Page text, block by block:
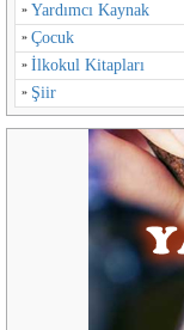
Yardımcı Kaynak
Çocuk
İlkokul Kitapları
Şiir